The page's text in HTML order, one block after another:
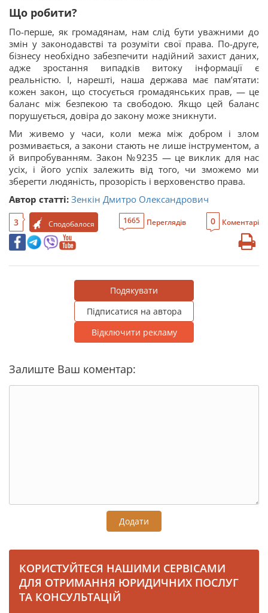
Що робити?
По-перше, як громадянам, нам слід бути уважними до
змін у законодавстві та розуміти свої права. По-друге,
бізнесу необхідно забезпечити надійний захист даних,
адже зростання випадків витоку інформації є
реальністю. І, нарешті, наша держава має пам’ятати:
кожен закон, що стосується громадянських прав, — це
баланс між безпекою та свободою. Якщо цей баланс
порушується, довіра до закону може зникнути.
Ми живемо у часи, коли межа між добром і злом
розмивається, а закони стають не лише інструментом, а
й випробуванням. Закон №9235 — це виклик для нас
усіх, і його успіх залежить від того, чи зможемо ми
зберегти людяність, прозорість і верховенство права.
Автор статті: Зенкін Дмитро Олександрович
3 Сподобалося 1665 Переглядів 0 Коментарі
Подякувати
Підписатися на автора
Відключити рекламу
Залиште Ваш коментар:
Додати
КОРИСТУЙТЕСЯ НАШИМИ СЕРВІСАМИ
ДЛЯ ОТРИМАННЯ ЮРИДИЧНИХ ПОСЛУГ
ТА КОНСУЛЬТАЦІЙ